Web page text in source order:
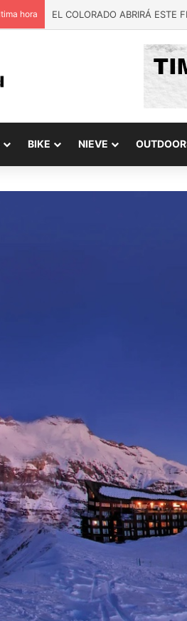
hora EL COLORADO ABRIRÁ ESTE
BIKE NIEVE